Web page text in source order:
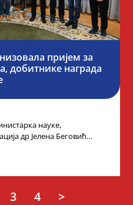
пријем за
добитнике награда
науке,
др Јелена Беговић
3 4 >